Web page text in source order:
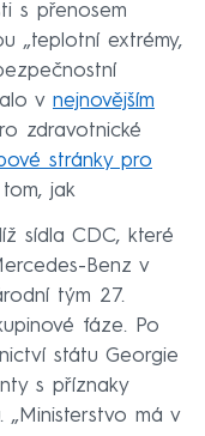
s přenosem
„teplotní extrémy,
v nejnovějším
zdravotnické
stránky pro
jak
sídla CDC, které
Benz v
tým 27.
fáze. Po
státu Georgie
s příznaky
„Ministerstvo má v